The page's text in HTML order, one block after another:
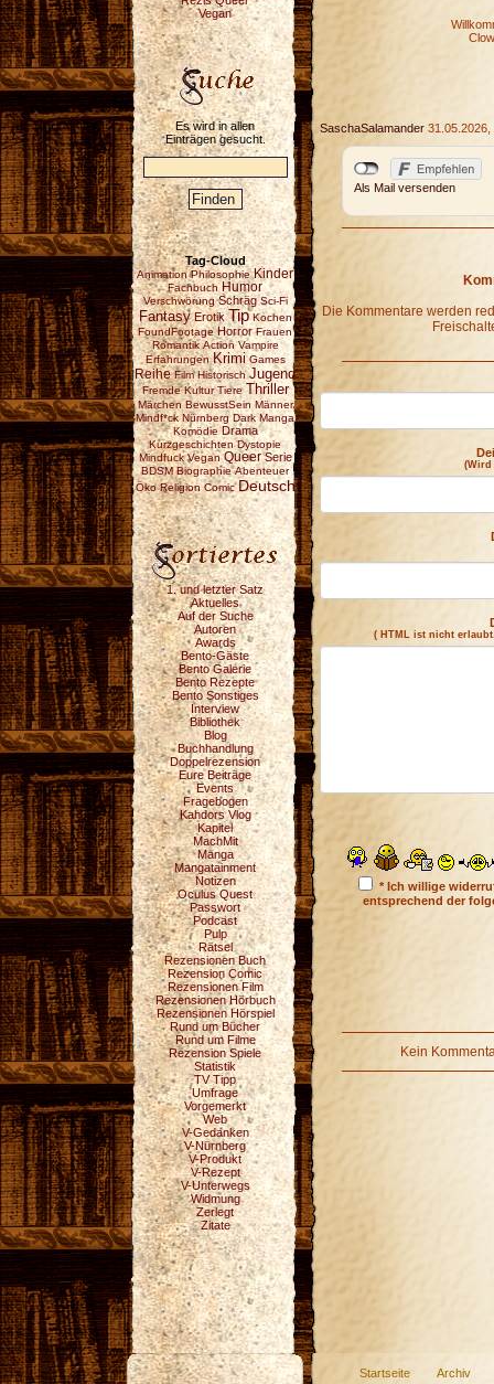
Vegan
Es wird in allen
Einträgen gesucht.
Tag-Cloud
Animation Philosophie Kinder
Fachbuch Humor
Verschwörung Schräg Sci-Fi
Fantasy Erotik Tip Kochen
FoundFootage Horror Frauen
Romantik Action Vampire
Erfahrungen Krimi Games
Reihe Film Historisch Jugend
Fremde Kultur Tiere Thriller
Märchen BewusstSein Männer
Mindf*ck Nürnberg Dark Manga
Komödie Drama
Kurzgeschichten Dystopie
Mindfuck Vegan Queer Serie
BDSM Biographie Abenteuer
Öko Religion Comic Deutsch
1. und letzter Satz
Aktuelles
Auf der Suche
Autoren
Awards
Bento-Gäste
Bento Galerie
Bento Rezepte
Bento Sonstiges
Interview
Bibliothek
Blog
Buchhandlung
Doppelrezension
Eure Beiträge
Events
Fragebogen
Kahdors Vlog
Kapitel
MachMit
Manga
Mangatainment
Notizen
Oculus Quest
Passwort
Podcast
Pulp
Rätsel
Rezensionen Buch
Rezension Comic
Rezensionen Film
Rezensionen Hörbuch
Rezensionen Hörspiel
Rund um Bücher
Rund um Filme
Rezension Spiele
Statistik
TV Tipp
Umfrage
Vorgemerkt
Web
V-Gedanken
V-Nürnberg
V-Produkt
V-Rezept
V-Unterwegs
Widmung
Zerlegt
Zitate
SaschaSalamander 31.05.2026,
Als Mail versenden
Die Kommentare werden
(Wird
( HTML ist nicht
* Ich willige
entsprechend der
Kein
Startseite Archiv